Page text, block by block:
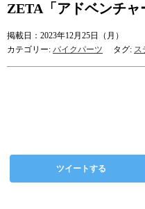
ZETA「アドベンチ
掲載日：2023年12月25日（月）
カテゴリー: バイクパーツ タグ: ス
ツイートする